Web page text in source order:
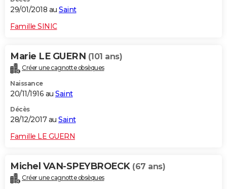
29/01/2018 au Saint
Famille SINIC
Marie LE GUERN (101 ans)
Créer une cagnotte obsèques
Naissance
20/11/1916 au Saint
Décès
28/12/2017 au Saint
Famille LE GUERN
Michel VAN-SPEYBROECK (67 ans)
Créer une cagnotte obsèques